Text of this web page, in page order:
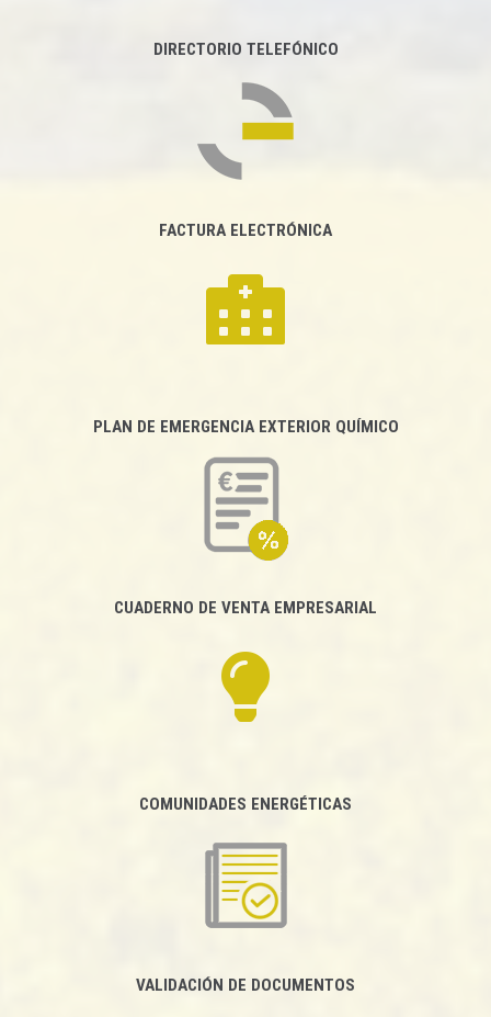
DIRECTORIO TELEFÓNICO
FACTURA ELECTRÓNICA
PLAN DE EMERGENCIA EXTERIOR QUÍMICO
CUADERNO DE VENTA EMPRESARIAL
COMUNIDADES ENERGÉTICAS
VALIDACIÓN DE DOCUMENTOS